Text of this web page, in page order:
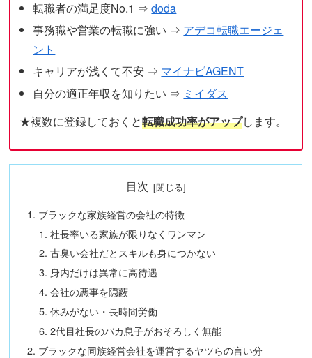
転職者の満足度No.1 ⇒doda
事務職や営業の転職に強い ⇒ アデコ転職エージェ
ント
キャリアが浅くて不安 ⇒ マイナビAGENT
自分の適正年収を知りたい ⇒ ミイダス
★複数に登録しておくと転職成功率がアップします。
目次
ブラックな家族経営の会社の特徴
社長率いる家族が限りなくワンマン
古臭い会社だとスキルも身につかない
身内だけは異常に高待遇
会社の悪事を隠蔽
休みがない・長時間労働
2代目社長のバカ息子がおそろしく無能
ブラックな同族経営会社を運営するヤツらの言い分